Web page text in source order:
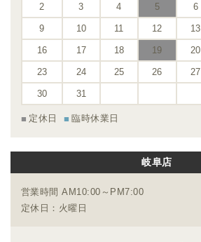
2 3 4 5 6
9 10 11 12 13
16 17 18 19 20
23 24 25 26 27
30 31
定休日 臨時休業日
岐阜店
営業時間 AM10:00～PM7:00
定休日：火曜日